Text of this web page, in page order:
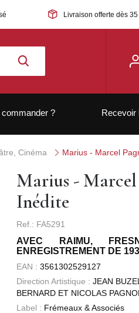
Livraison offerte dès
? Recevoir
Cinéma Marius - Marcel
Marius - Marcel
Inédite
Ref.: FA5291
AVEC RAIMU,
ENREGISTREMENT DE
EAN : 3561302529127
Direction Artistique : JEAN
BERNARD ET NICOLAS PAGNOL
Label : Frémeaux & Associés